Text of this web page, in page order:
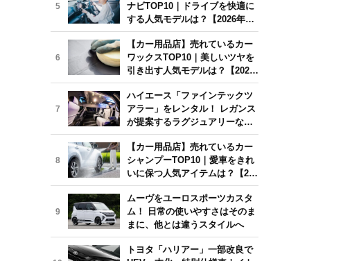
5
ナビTOP10｜ドライブを快適に
する人気モデルは？【2026年6
月版】
6
【カー用品店】売れているカー
ワックスTOP10｜美しいツヤを
引き出す人気モデルは？【2026
年6月版】
7
ハイエース「ファインテックツ
アラー」をレンタル！ レガンス
が提案するラグジュアリーな移
動体験
8
【カー用品店】売れているカー
シャンプーTOP10｜愛車をきれ
いに保つ人気アイテムは？【202
6年6月版】
9
ムーヴをユーロスポーツカスタ
ム！ 日常の使いやすさはそのま
まに、他とは違うスタイルへ
トヨタ「ハリアー」一部改良で